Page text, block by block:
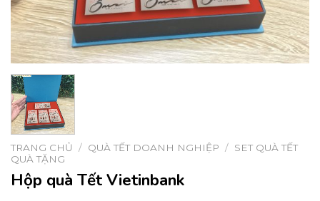
TRANG CHỦ / QUÀ TẾT DOANH NGHIỆP / SET QUÀ TẾT
QUÀ TẶNG
Hộp quà Tết Vietinbank